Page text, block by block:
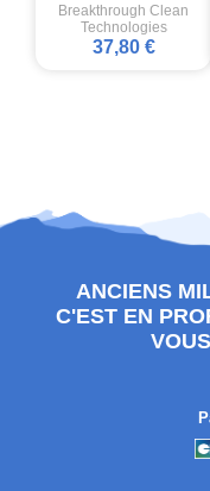
Breakthrough Clean
Technologies
37,80 €
ANCIENS
C'EST EN